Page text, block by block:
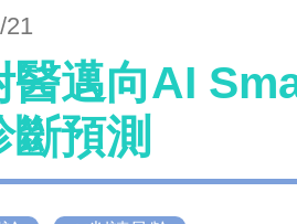
21
醫邁向AI
預測